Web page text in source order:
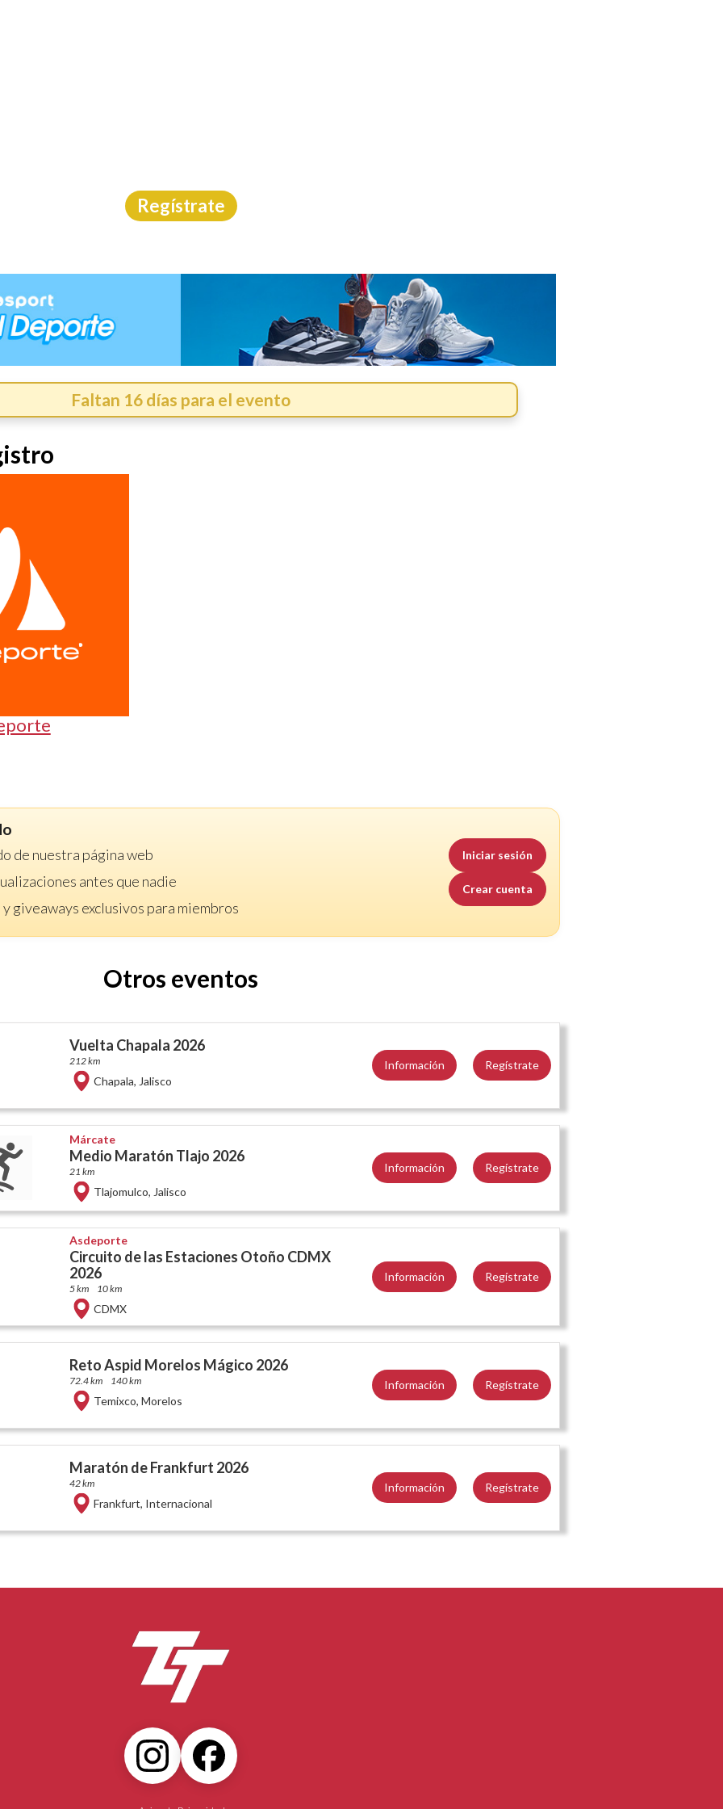
Regístrate
Faltan 16 días para el evento
de nuestra página web
antes que nadie
giveaways exclusivos para miembros
Iniciar sesión
Crear cuenta
Otros eventos
Vuelta Chapala 2026
212 km
Chapala, Jalisco
Información Regístrate
Márcate
Medio Maratón Tlajo 2026
21 km
Tlajomulco, Jalisco
Información Regístrate
Asdeporte
Circuito de las Estaciones Otoño CDMX
2026
5 km 10 km
CDMX
Información Regístrate
Reto Aspid Morelos Mágico 2026
72.4 km 140 km
Temixco, Morelos
Información Regístrate
Maratón de Frankfurt 2026
42 km
Frankfurt, Internacional
Información Regístrate